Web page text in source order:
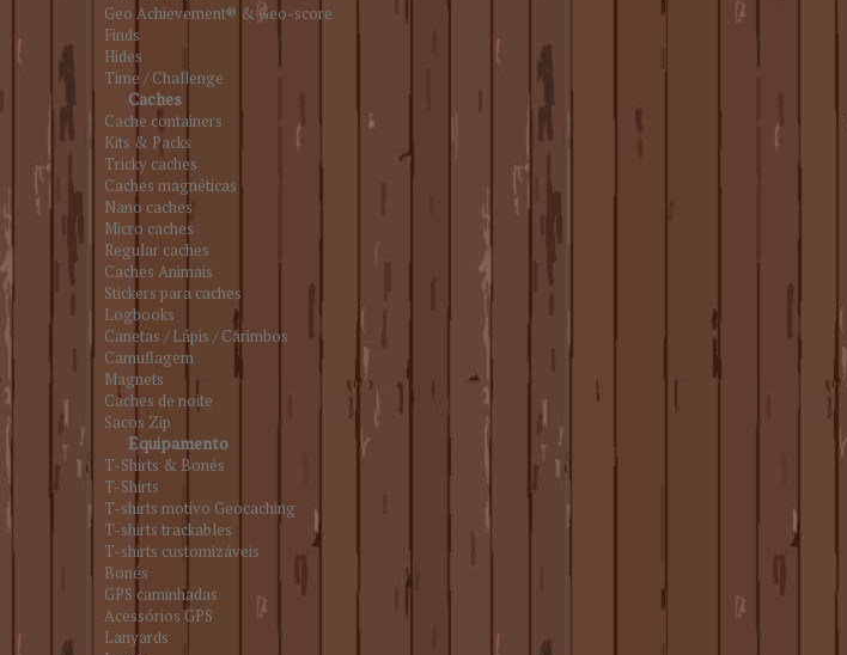
Geo Achievement® & Geo-score
Finds
Hides
Time / Challenge
Caches
Cache containers
Kits & Packs
Tricky caches
Caches magnéticas
Nano caches
Micro caches
Regular caches
Caches Animais
Stickers para caches
Logbooks
Canetas / Lápis / Carimbos
Camuflagem
Magnets
Caches de noite
Sacos Zip
Equipamento
T-Shirts & Bonés
T-Shirts
T-shirts motivo Geocaching
T-shirts trackables
T-shirts customizáveis
Bonés
GPS caminhadas
Acessórios GPS
Lanyards